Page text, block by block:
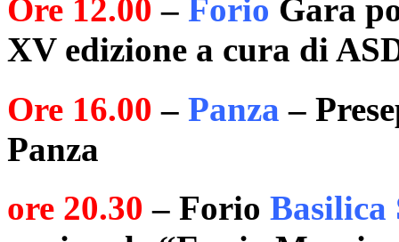
Ore 12.00 – Forio Gara
XV edizione a cura di
Ore 16.00 – Panza –
Panza
ore 20.30 – Forio Basilica